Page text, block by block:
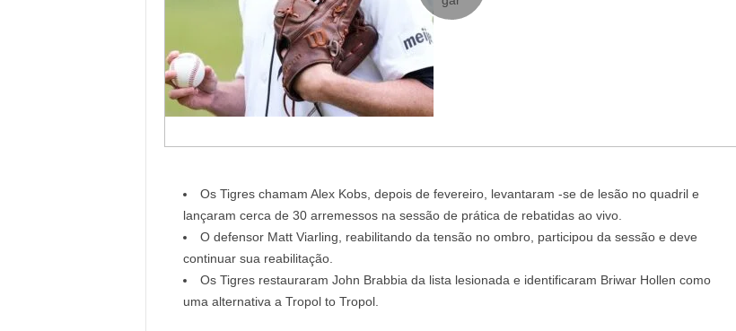
Os Tigres chamam Alex Kobs, depois de fevereiro, levantaram -se de lesão no quadril e
lançaram cerca de 30 arremessos na sessão de prática de rebatidas ao vivo.
O defensor Matt Viarling, reabilitando da tensão no ombro, participou da sessão e deve
continuar sua reabilitação.
Os Tigres restauraram John Brabbia da lista lesionada e identificaram Briwar Hollen como
uma alternativa a Tropol to Tropol.